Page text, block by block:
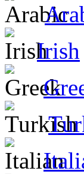
Irish